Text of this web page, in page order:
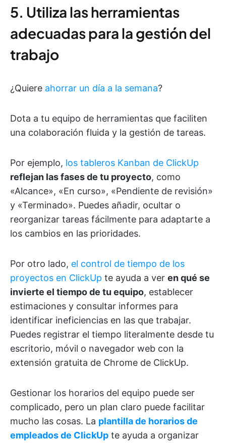
5. Utiliza las herramientas
adecuadas para la gestión del
trabajo
¿Quiere ahorrar un día a la semana?
Dota a tu equipo de herramientas que faciliten
una colaboración fluida y la gestión de tareas.
Por ejemplo, los tableros Kanban de ClickUp
reflejan las fases de tu proyecto, como
«Alcance», «En curso», «Pendiente de revisión»
y «Terminado». Puedes añadir, ocultar o
reorganizar tareas fácilmente para adaptarte a
los cambios en las prioridades.
Por otro lado, el control de tiempo de los
proyectos en ClickUp te ayuda a ver en qué se
invierte el tiempo de tu equipo, establecer
estimaciones y consultar informes para
identificar ineficiencias en las que trabajar.
Puedes registrar el tiempo literalmente desde tu
escritorio, móvil o navegador web con la
extensión gratuita de Chrome de ClickUp.
Gestionar los horarios del equipo puede ser
complicado, pero un plan claro puede facilitar
mucho las cosas. La plantilla de horarios de
empleados de ClickUp te ayuda a organizar